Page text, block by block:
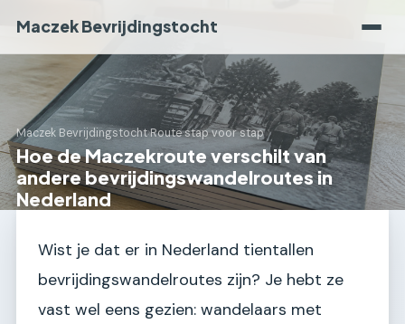
Maczek Bevrijdingstocht
Maczek Bevrijdingstocht›Route stap voor stap
Hoe de Maczekroute verschilt van
andere bevrijdingswandelroutes in
Nederland
Wist je dat er in Nederland tientallen
bevrijdingswandelroutes zijn? Je hebt ze
vast wel eens gezien: wandelaars met